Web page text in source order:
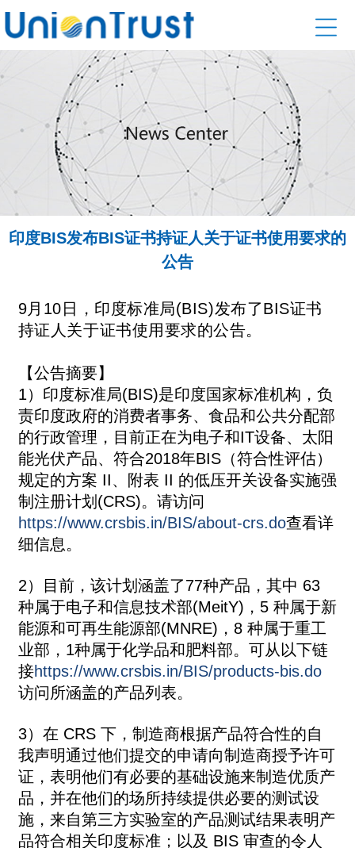
印度BIS发布BIS证书持证人关于证书使用要求的
公告
9月10日，印度标准局(BIS)发布了BIS证书
持证人关于证书使用要求的公告。
【公告摘要】
1）印度标准局(BIS)是印度国家标准机构，负
责印度政府的消费者事务、食品和公共分配部
的行政管理，目前正在为电子和IT设备、太阳
能光伏产品、符合2018年BIS（符合性评估）
规定的方案 II、附表 II 的低压开关设备实施强
制注册计划(CRS)。请访问
https://www.crsbis.in/BIS/about-crs.do查看详
细信息。
2）目前，该计划涵盖了77种产品，其中 63
种属于电子和信息技术部(MeitY)，5 种属于新
能源和可再生能源部(MNRE)，8 种属于重工
业部，1种属于化学品和肥料部。可从以下链
接https://www.crsbis.in/BIS/products-bis.do
访问所涵盖的产品列表。
3）在 CRS 下，制造商根据产品符合性的自
我声明通过他们提交的申请向制造商授予许可
证，表明他们有必要的基础设施来制造优质产
品，并在他们的场所持续提供必要的测试设
施，来自第三方实验室的产品测试结果表明产
品符合相关印度标准；以及 BIS 审查的令人